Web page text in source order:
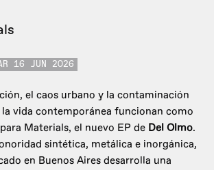
16 JUN 2026
el caos urbano y la contaminación
vida contemporánea funcionan como
Materials, el nuevo EP de Del Olmo.
sintética, metálica e inorgánica,
en Buenos Aires desarrolla una